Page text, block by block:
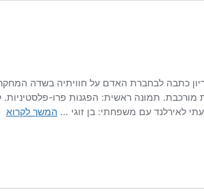
כתבה לבחברת האדם על חוויתיה בשדה
המשך לקרוא